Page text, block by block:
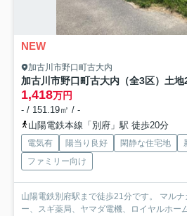
NEW
加古川市野口町古大内
加古川市野口町古大内（全3区）土地
1,418万円
- / 151.19㎡ / -
山陽電鉄本線「別府」駅 徒歩20分
電気有 陽当り良好 閑静な住宅地
ファミリー向け
山陽電鉄別府駅まで徒歩21分です。 マル
ー、スギ薬局、ヤマダ電機、ロイヤルホー